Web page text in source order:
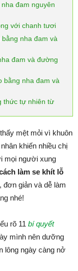
đam nguyên
với chanh tươi
nha đam và
đam và đường
bằng nha đam và
thức tự nhiên từ
mệt mỏi vì khuôn
khiến nhiều chị
mọi người xung
làm se khít lỗ
đơn giản và dễ làm
nhé!
rõ 11 bí quyết
mình nên dưỡng
lông ngày càng nở